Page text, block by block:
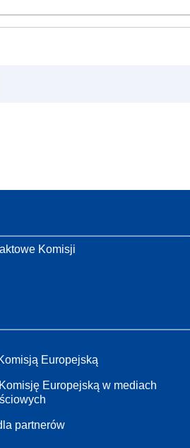
Komisji
Europejską
Europejską w mediach
partnerów